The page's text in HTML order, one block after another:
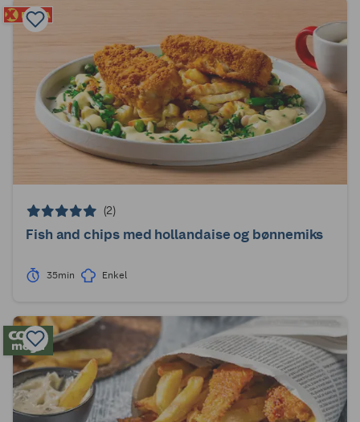
(2)
Fish and chips med hollandaise og bønnemiks
35min Enkel